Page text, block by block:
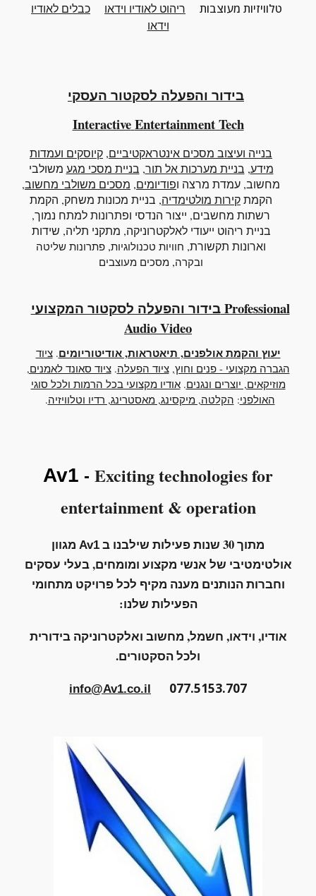
טלוויזיות מעוצבות
ריהוט לאודיו וידאו
כבלים לאודיו
וידאו
בידור והפעלה לסקטור העסקי
Interactive Entertainment Tech
בנייה ועיצוב מסכים אינטראקטיביים, קיוסקים ועמדות
מידע, בניית מערכות אל תור, בניית מסכי מגע משולבי
מחשוב, עמדת מרצה ופודיומים, מסכים משולבי מחשוב,
הקמתקירות מולטימדיה, בניית מכונות משחק, הקמת
רשתות מחשבים, ייצור הנדסי ופתרונות למתח נמוך,
בניית ריהוט ייעודי לאלקטרוניקה, מתקני תליה, שידות
וארונות תקשורת, חוויות טכנולוגיות, פתרונות שליטה
ובקרה, מסכים מעוצבים
בידור והפעלה לסקטור המקצועי Professional
Audio Video
יעוץ והקמת אולפנים, תיאטראות, אודיטוריומים.ציוד
הגברה מקצועי - פנים וחוץ,ציוד הפעלה.ציוד סאונד לאמנים,
מוזיקאים, יוצרים ונגנים.אודיו מקצועי בכל הרמות ולכל סוגי
האולפני: הקלטה, מיקסינג, מאסטרינג, רדיו וטלוויזיה.
Av1 - Exciting technologies for
entertainment & operation
מתוך 30 שנות פעילות שילבנו ב Av1 מגוון
אולטימטיבי של אנשי מקצוע ומומחים, בעלי עסקים
וחברות הנותנים מענה מקיף לכל פרויקט מתחומי
הפעילות שלנו:
אודיו, וידאו, חשמל, מחשוב ואלקטרוניקה בידורית
ולכל הסקטורים.
info@Av1.co.il 077.5153.707